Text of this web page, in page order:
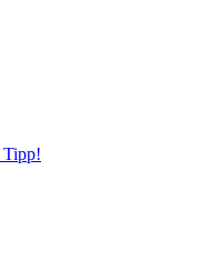
Tipp!